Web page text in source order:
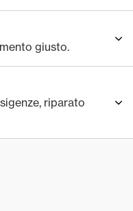
giusto.
riparato